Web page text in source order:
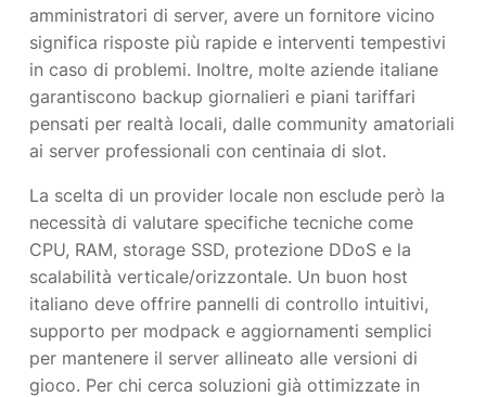
amministratori di server, avere un fornitore vicino
significa risposte più rapide e interventi tempestivi
in caso di problemi. Inoltre, molte aziende italiane
garantiscono backup giornalieri e piani tariffari
pensati per realtà locali, dalle community amatoriali
ai server professionali con centinaia di slot.
La scelta di un provider locale non esclude però la
necessità di valutare specifiche tecniche come
CPU, RAM, storage SSD, protezione DDoS e la
scalabilità verticale/orizzontale. Un buon host
italiano deve offrire pannelli di controllo intuitivi,
supporto per modpack e aggiornamenti semplici
per mantenere il server allineato alle versioni di
gioco. Per chi cerca soluzioni già ottimizzate in